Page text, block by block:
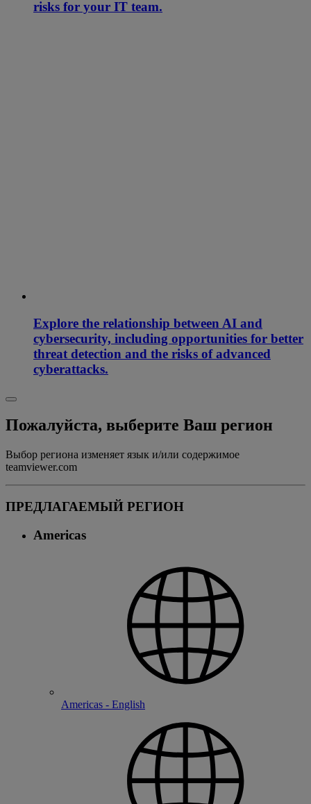
risks for your IT team.
Explore the relationship between AI and
cybersecurity, including opportunities for better
threat detection and the risks of advanced
cyberattacks.
Пожалуйста, выберите Ваш регион
Выбор региона изменяет язык и/или содержимое
teamviewer.com
ПРЕДЛАГАЕМЫЙ РЕГИОН
Americas
Americas - English